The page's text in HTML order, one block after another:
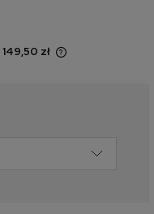
149,50 zł